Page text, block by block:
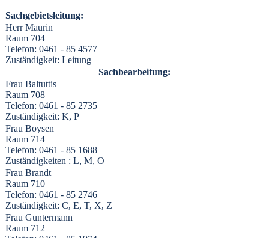
Sachgebietsleitung:
Herr Maurin
Raum 704
Telefon: 0461 - 85 4577
Zuständigkeit: Leitung
Sachbearbeitung:
Frau Baltuttis
Raum 708
Telefon: 0461 - 85 2735
Zuständigkeit: K, P
Frau Boysen
Raum 714
Telefon: 0461 - 85 1688
Zuständigkeiten : L, M, O
Frau Brandt
Raum 710
Telefon: 0461 - 85 2746
Zuständigkeit: C, E, T, X, Z
Frau Guntermann
Raum 712